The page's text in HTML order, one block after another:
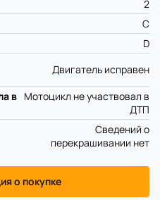
2
C
D
Двигатель исправен
в Мотоцикл не участвовал в
ДТП
Сведений о
перекрашивании нет
о покупке